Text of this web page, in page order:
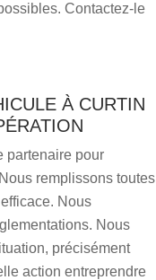
Contactez-le
À CURTIN
partenaire pour
remplissons toutes
Nous
Nous
précisément
action entreprendre